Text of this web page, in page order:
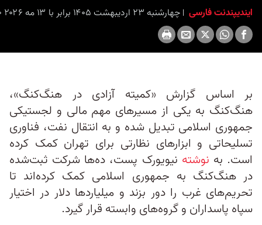
ایندیپندنت فارسی چهارشنبه ۲۳ اردیبهشت ۱۴۰۵ برابر با ۱۳ مه ۲۰۲۶ ۲۰:۰۰
بر اساس گزارش «کمیته آزادی در هنگ‌کنگ»،
هنگ‌کنگ به یکی از مسیرهای مهم مالی و لجستیکی
جمهوری اسلامی تبدیل شده و به انتقال نفت، فناوری
تسلیحاتی و ابزارهای نظارتی برای تهران کمک کرده
است. به نوشته نیویورک پست، ده‌ها شرکت ثبت‌شده
در هنگ‌کنگ به جمهوری اسلامی کمک کرده‌اند تا
تحریم‌های غرب را دور بزند و میلیاردها دلار در اختیار
سپاه پاسداران و گروه‌های وابسته قرار گیرد.